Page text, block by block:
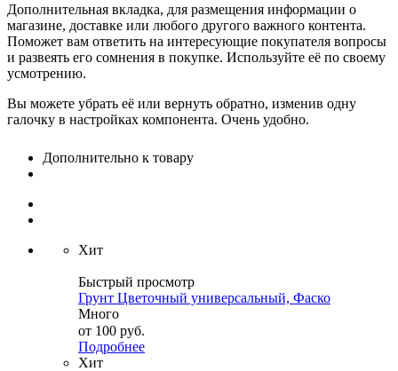
Дополнительная вкладка, для размещения информации о
магазине, доставке или любого другого важного контента.
Поможет вам ответить на интересующие покупателя вопросы
и развеять его сомнения в покупке. Используйте её по своему
усмотрению.
Вы можете убрать её или вернуть обратно, изменив одну
галочку в настройках компонента. Очень удобно.
Дополнительно к товару
Хит
Быстрый просмотр
Грунт Цветочный универсальный, Фаско
Много
от 100 руб.
Подробнее
Хит